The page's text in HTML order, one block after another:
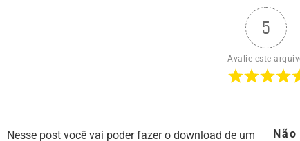
5
Avalie este
Nesse post você vai poder fazer o download de um